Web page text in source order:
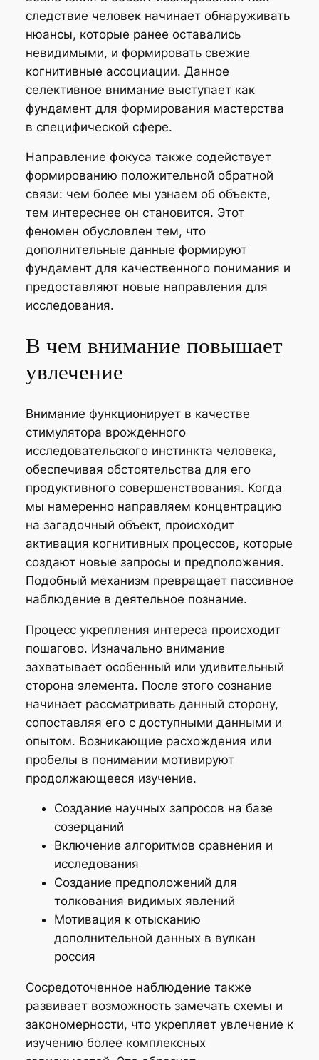
следствие человек начинает обнаруживать
нюансы, которые ранее оставались
невидимыми, и формировать свежие
когнитивные ассоциации. Данное
селективное внимание выступает как
фундамент для формирования мастерства
в специфической сфере.
Направление фокуса также содействует
формированию положительной обратной
связи: чем более мы узнаем об объекте,
тем интереснее он становится. Этот
феномен обусловлен тем, что
дополнительные данные формируют
фундамент для качественного понимания и
предоставляют новые направления для
исследования.
В чем внимание повышает
увлечение
Внимание функционирует в качестве
стимулятора врожденного
исследовательского инстинкта человека,
обеспечивая обстоятельства для его
продуктивного совершенствования. Когда
мы намеренно направляем концентрацию
на загадочный объект, происходит
активация когнитивных процессов, которые
создают новые запросы и предположения.
Подобный механизм превращает пассивное
наблюдение в деятельное познание.
Процесс укрепления интереса происходит
пошагово. Изначально внимание
захватывает особенный или удивительный
сторона элемента. После этого сознание
начинает рассматривать данный сторону,
сопоставляя его с доступными данными и
опытом. Возникающие расхождения или
пробелы в понимании мотивируют
продолжающееся изучение.
Создание научных запросов на базе
созерцаний
Включение алгоритмов сравнения и
исследования
Создание предположений для
толкования видимых явлений
Мотивация к отысканию
дополнительной данных в вулкан
россия
Сосредоточенное наблюдение также
развивает возможность замечать схемы и
закономерности, что укрепляет увлечение к
изучению более комплексных